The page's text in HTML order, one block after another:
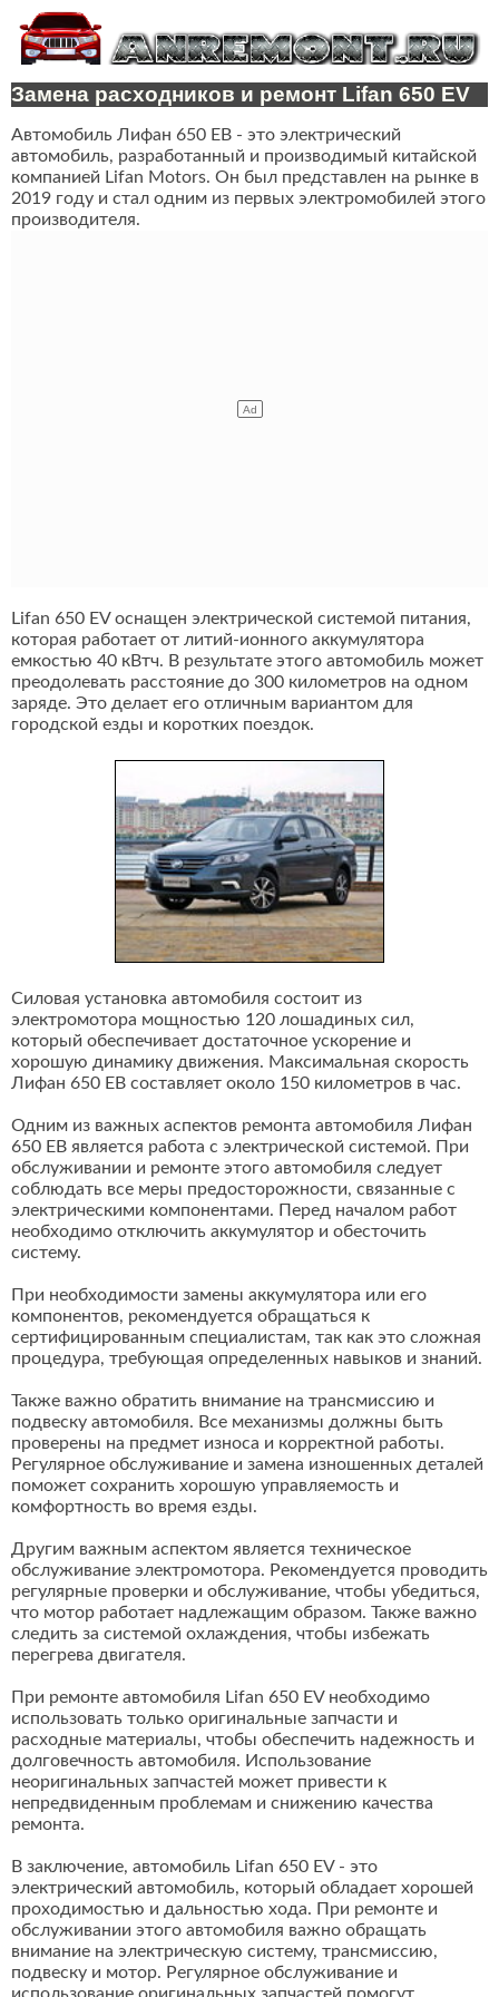
Замена расходников и ремонт Lifan 650 EV
Автомобиль Лифан 650 ЕВ - это электрический
автомобиль, разработанный и производимый китайской
компанией Lifan Motors. Он был представлен на рынке в
2019 году и стал одним из первых электромобилей этого
производителя.
Lifan 650 EV оснащен электрической системой питания,
которая работает от литий-ионного аккумулятора
емкостью 40 кВтч. В результате этого автомобиль может
преодолевать расстояние до 300 километров на одном
заряде. Это делает его отличным вариантом для
городской езды и коротких поездок.
Силовая установка автомобиля состоит из
электромотора мощностью 120 лошадиных сил,
который обеспечивает достаточное ускорение и
хорошую динамику движения. Максимальная скорость
Лифан 650 ЕВ составляет около 150 километров в час.
Одним из важных аспектов ремонта автомобиля Лифан
650 ЕВ является работа с электрической системой. При
обслуживании и ремонте этого автомобиля следует
соблюдать все меры предосторожности, связанные с
электрическими компонентами. Перед началом работ
необходимо отключить аккумулятор и обесточить
систему.
При необходимости замены аккумулятора или его
компонентов, рекомендуется обращаться к
сертифицированным специалистам, так как это сложная
процедура, требующая определенных навыков и знаний.
Также важно обратить внимание на трансмиссию и
подвеску автомобиля. Все механизмы должны быть
проверены на предмет износа и корректной работы.
Регулярное обслуживание и замена изношенных деталей
поможет сохранить хорошую управляемость и
комфортность во время езды.
Другим важным аспектом является техническое
обслуживание электромотора. Рекомендуется проводить
регулярные проверки и обслуживание, чтобы убедиться,
что мотор работает надлежащим образом. Также важно
следить за системой охлаждения, чтобы избежать
перегрева двигателя.
При ремонте автомобиля Lifan 650 EV необходимо
использовать только оригинальные запчасти и
расходные материалы, чтобы обеспечить надежность и
долговечность автомобиля. Использование
неоригинальных запчастей может привести к
непредвиденным проблемам и снижению качества
ремонта.
В заключение, автомобиль Lifan 650 EV - это
электрический автомобиль, который обладает хорошей
проходимостью и дальностью хода. При ремонте и
обслуживании этого автомобиля важно обращать
внимание на электрическую систему, трансмиссию,
подвеску и мотор. Регулярное обслуживание и